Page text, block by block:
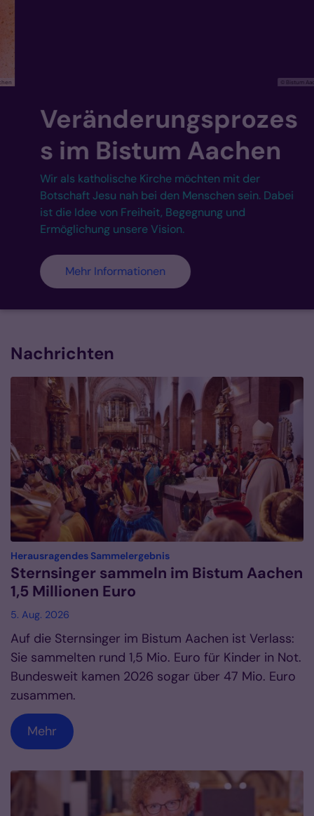
© Bistum Aachen
Veränderungsprozes
s im Bistum Aachen
Wir als katholische Kirche möchten mit der
Botschaft Jesu nah bei den Menschen sein. Dabei
ist die Idee von Freiheit, Begegnung und
Ermöglichung unsere Vision.
Mehr Informationen
Nachrichten
Herausragendes Sammelergebnis:
Sternsinger sammeln im Bistum Aachen
1,5 Millionen Euro
5. Aug. 2026
Auf die Sternsinger im Bistum Aachen ist Verlass:
Sie sammelten rund 1,5 Mio. Euro für Kinder in Not.
Bundesweit kamen 2026 sogar über 47 Mio. Euro
zusammen.
Mehr